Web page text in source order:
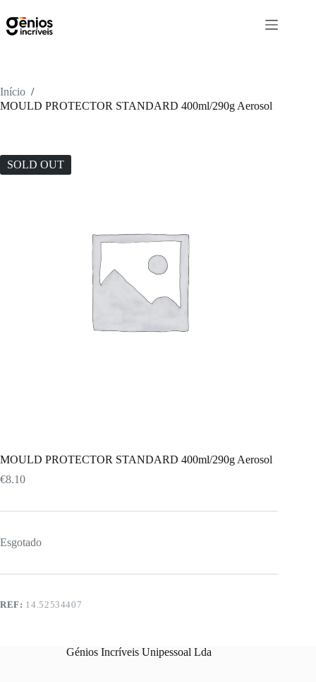
Início /
MOULD PROTECTOR STANDARD 400ml/290g Aerosol
SOLD OUT
MOULD PROTECTOR STANDARD 400ml/290g Aerosol
€8.10
Esgotado
REF: 14.52534407
Génios Incríveis Unipessoal Lda